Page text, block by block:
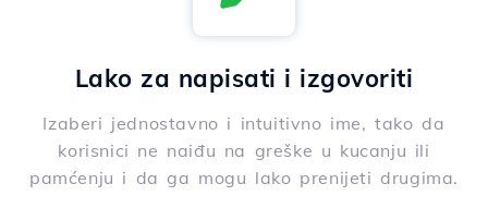
Lako za napisati i izgovoriti
Izaberi jednostavno i intuitivno ime, tako da
korisnici ne naiđu na greške u kucanju ili
pamćenju i da ga mogu lako prenijeti drugima.